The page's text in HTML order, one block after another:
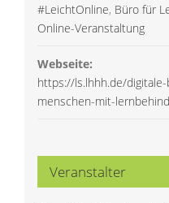
#LeichtOnline, Büro für
Online-Veranstaltung
Webseite:
https://ls.lhhh.de/
menschen-mit-
Veranstalter